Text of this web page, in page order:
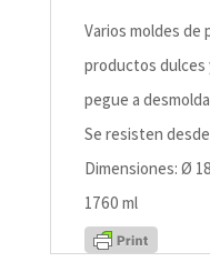
Varios moldes de
productos dulces
pegue a
Se resisten desde
Dimensiones: Ø
1760 ml